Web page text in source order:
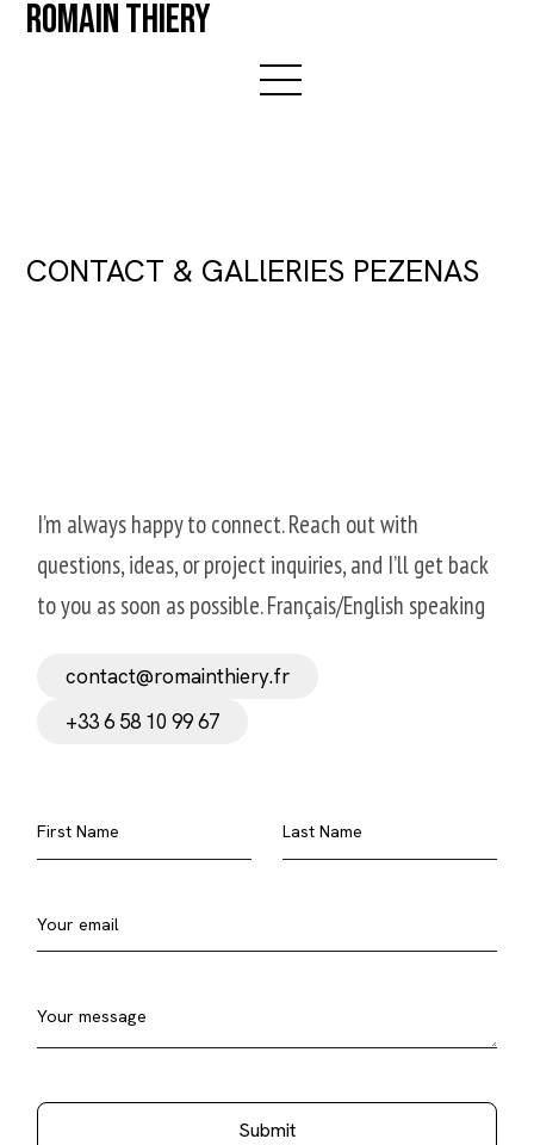
ROMAIN THIERY
CONTACT & GALlERIES PEZENAS
I’m always happy to connect. Reach out with
questions, ideas, or project inquiries, and I’ll get back
to you as soon as possible. Français/English speaking
contact@romainthiery.fr
+33 6 58 10 99 67
First Name Last Name
Your email
Your message
Submit